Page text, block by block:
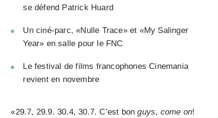
se défend Patrick Huard
Un ciné-parc, «Nulle Trace» et «My Salinger
Year» en salle pour le FNC
Le festival de films francophones Cinemania
revient en novembre
«29.7, 29.9. 30.4, 30.7. C’est bonguys, come on!